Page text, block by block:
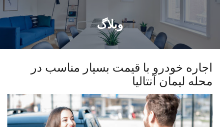
وبلاگ
اجاره خودرو با قیمت بسیار مناسب در
محله لیمان آنتالیا